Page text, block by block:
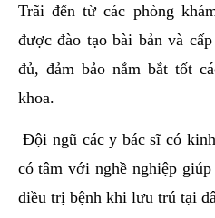
Trãi đến từ các phòng
được đào tạo bài bản và
đủ, đảm bảo nắm bắt tốt
khoa.
Đội ngũ các y bác sĩ có
có tâm với nghề nghiệp
điều trị bệnh khi lưu trú tại